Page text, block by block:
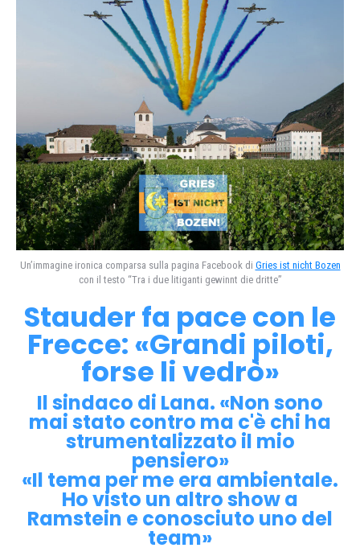
Un’immagine ironica comparsa sulla pagina Facebook di Gries ist nicht Bozen
con il testo “Tra i due litiganti gewinnt die dritte”
Stauder fa pace con le
Frecce: «Grandi piloti,
forse li vedrò»
Il sindaco di Lana. «Non sono
mai stato contro ma c'è chi ha
strumentalizzato il mio
pensiero»
«Il tema per me era ambientale.
Ho visto un altro show a
Ramstein e conosciuto uno del
team»